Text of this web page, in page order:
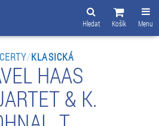
Menu
Košík
Hledat
/KLASICKÁ
HAAS
& K.